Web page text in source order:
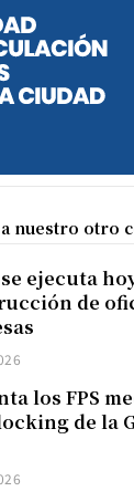
nuestro otro
ejecuta
de
los FPS
de la